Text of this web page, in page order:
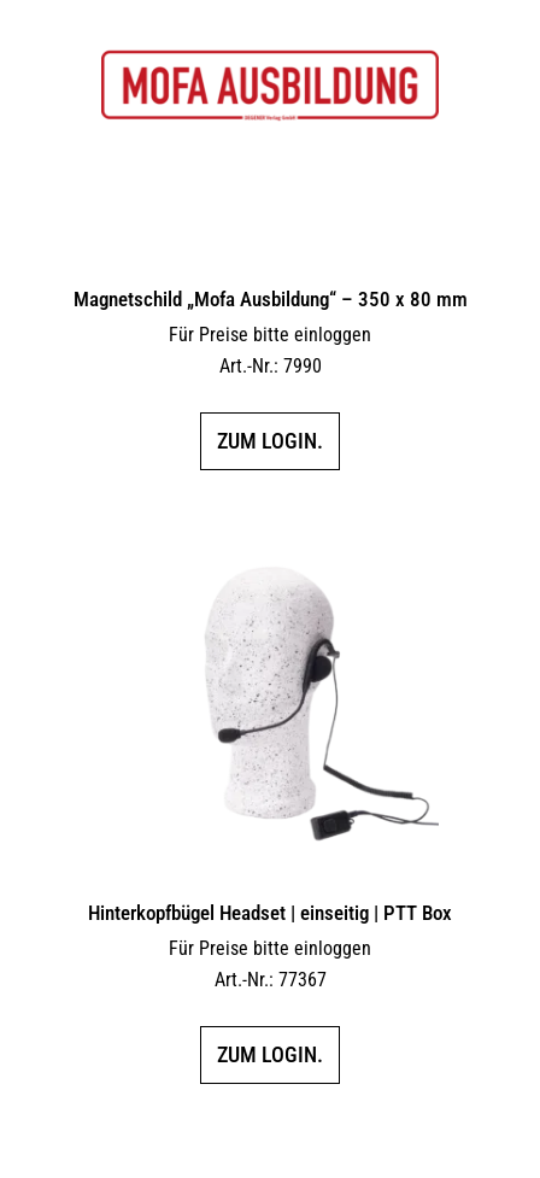
Magnetschild „Mofa Ausbildung“ – 350 x 80 mm
Für Preise bitte einloggen
Art.-Nr.: 7990
ZUM LOGIN.
Hinterkopfbügel Headset | einseitig | PTT Box
Für Preise bitte einloggen
Art.-Nr.: 77367
ZUM LOGIN.